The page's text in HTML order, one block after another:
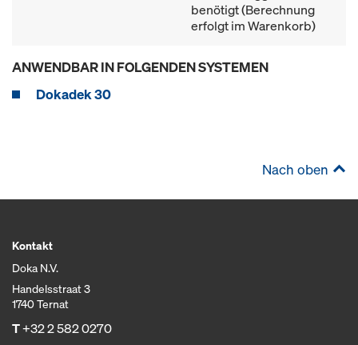
benötigt (Berechnung
erfolgt im Warenkorb)
ANWENDBAR IN FOLGENDEN SYSTEMEN
Dokadek 30
Nach oben
Kontakt
Doka N.V.
Handelsstraat 3
1740 Ternat
T+32 2 582 0270